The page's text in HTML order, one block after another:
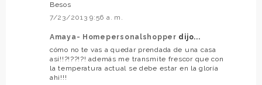
Besos
7/23/2013 9:56 a. m.
Amaya- Homepersonalshopper dijo...
cómo no te vas a quedar prendada de una casa
así!!?!??!?! además me transmite frescor que con
la temperatura actual se debe estar en la gloría
ahi!!!